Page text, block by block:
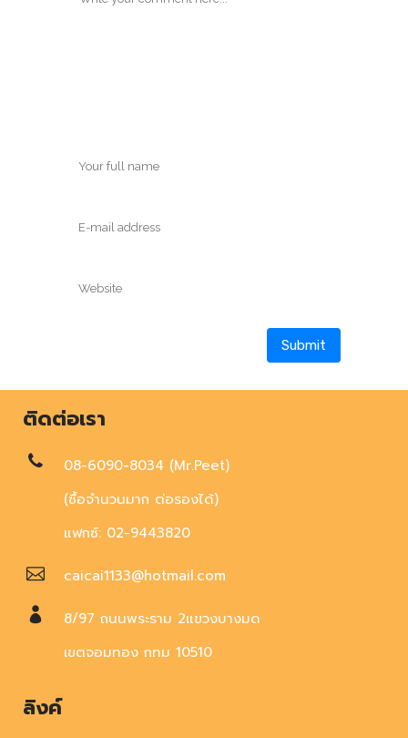
ติดต่อเรา
08-6090-8034 (Mr.Peet)
(ซื้อจำนวนมาก ต่อรองได้)
แฟกซ์: 02-9443820
caicai1133@hotmail.com
8/97 ถนนพระราม 2แขวงบางมด
เขตจอมทอง กทม 10510
ลิงค์